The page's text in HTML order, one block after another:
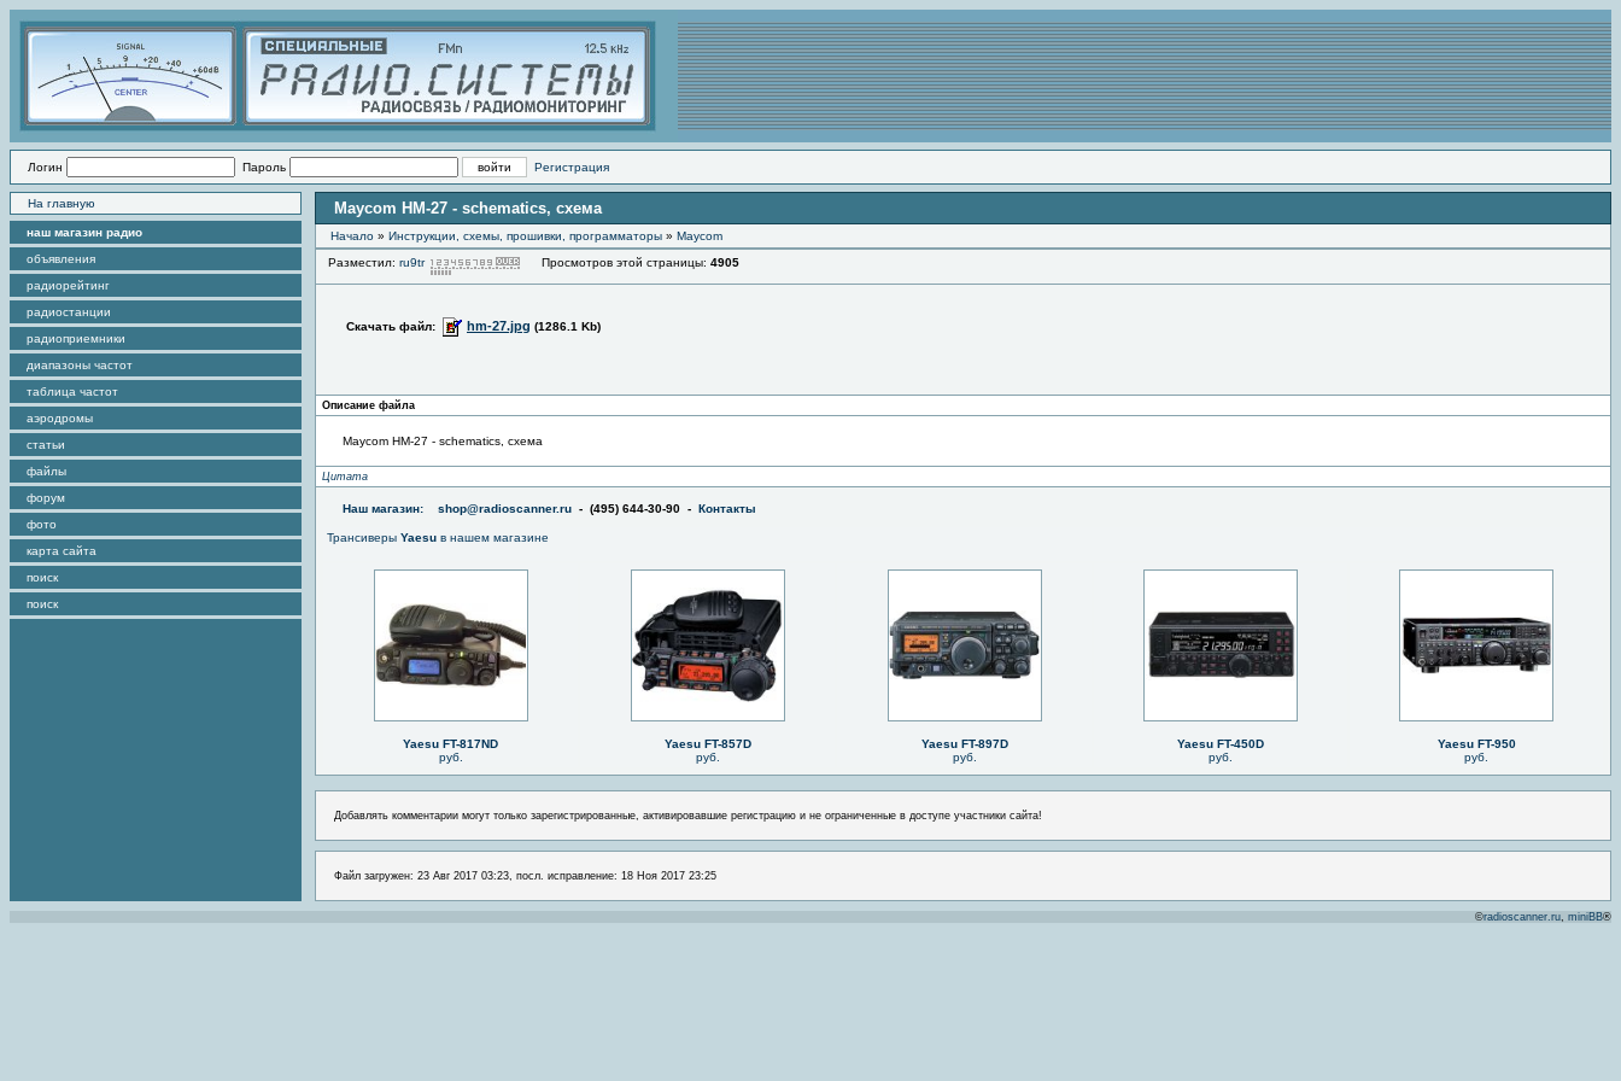
Логин Пароль Регистрация
На главную
наш магазин радио
объявления
радиорейтинг
радиостанции
радиоприемники
диапазоны частот
таблица частот
аэродромы
статьи
файлы
форум
фото
карта сайта
поиск
поиск
Maycom HM-27 - schematics, схема
Начало » Инструкции, схемы, прошивки, программаторы » Maycom
Разместил: ru9tr Просмотров этой страницы: 4905
Скачать файл: hm-27.jpg (1286.1 Kb)
Описание файла
Maycom HM-27 - schematics, схема
Цитата
Наш магазин: shop@radioscanner.ru - (495) 644-30-90 - Контакты
Трансиверы Yaesu в нашем магазине
Yaesu FT-817ND
руб.
Yaesu FT-857D
руб.
Yaesu FT-897D
руб.
Yaesu FT-450D
руб.
Yaesu FT-950
руб.
Добавлять комментарии могут только зарегистрированные, активировавшие регистрацию и не ограниченные в доступе участники сайта!
Файл загружен: 23 Авг 2017 03:23, посл. исправление: 18 Ноя 2017 23:25
©radioscanner.ru, miniBB®